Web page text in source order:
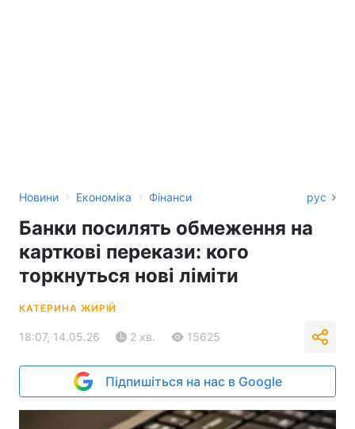
Новини › Економіка › Фінанси рус
Банки посилять обмеження на
карткові перекази: кого
торкнуться нові ліміти
КАТЕРИНА ЖИРІЙ
18:07, 14.05.26 2 хв. 15625
Підпишіться на нас в Google